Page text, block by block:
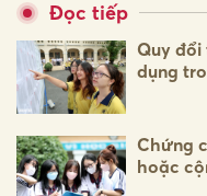
Đọc tiếp
Quy
dụng
Chứng
hoặc